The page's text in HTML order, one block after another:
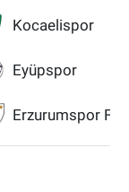
Kocaelispor
Eyüpspor
Erzurumspor FK